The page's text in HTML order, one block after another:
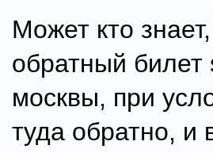
Может кто
обратный билет
москвы, при
туда обратно, и